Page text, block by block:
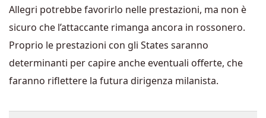
Allegri potrebbe favorirlo nelle prestazioni, ma non è
sicuro che l’attaccante rimanga ancora in rossonero.
Proprio le prestazioni con gli States saranno
determinanti per capire anche eventuali offerte, che
faranno riflettere la futura dirigenza milanista.